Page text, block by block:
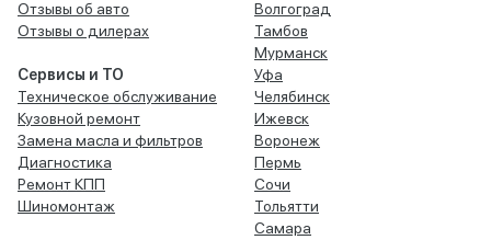
Отзывы об авто
Отзывы о дилерах
Сервисы и ТО
Техническое обслуживание
Кузовной ремонт
Замена масла и фильтров
Диагностика
Ремонт КПП
Шиномонтаж
Волгоград
Тамбов
Мурманск
Уфа
Челябинск
Ижевск
Воронеж
Пермь
Сочи
Тольятти
Самара